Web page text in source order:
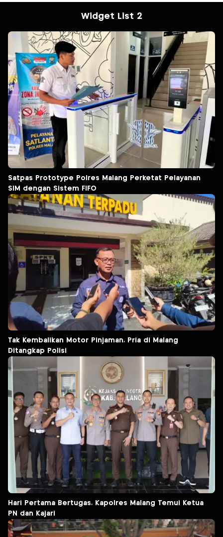
Widget List 2
Satpas Prototype Polres Malang Perketat Pelayanan
SIM dengan Sistem FIFO
Tak Kembalikan Motor Pinjaman, Pria di Malang
Ditangkap Polisi
Hari Pertama Bertugas, Kapolres Malang Temui Ketua
PN dan Kajari